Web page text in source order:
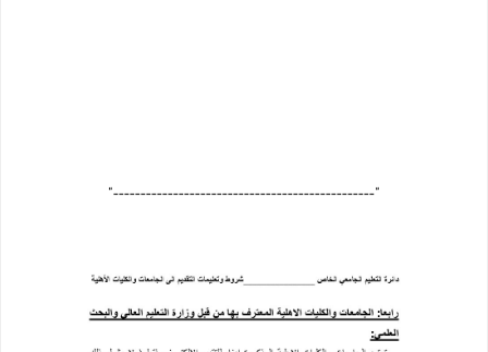
"------------------------------------------------"